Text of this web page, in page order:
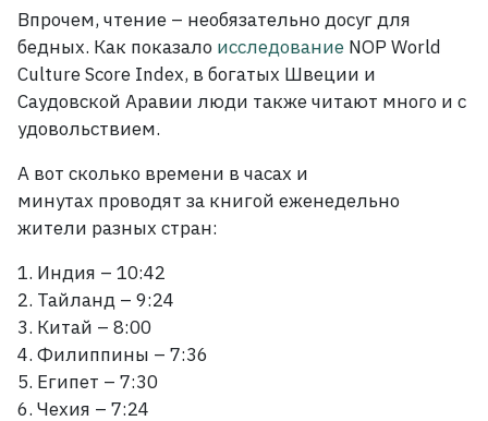
Впрочем, чтение – необязательно досуг для
бедных. Как показало исследование NOP World
Culture Score Index, в богатых Швеции и
Саудовской Аравии люди также читают много и с
удовольствием.
А вот сколько времени в часах и
минутах проводят за книгой еженедельно
жители разных стран:
1. Индия – 10:42
2. Тайланд – 9:24
3. Китай – 8:00
4. Филиппины – 7:36
5. Египет – 7:30
6. Чехия – 7:24